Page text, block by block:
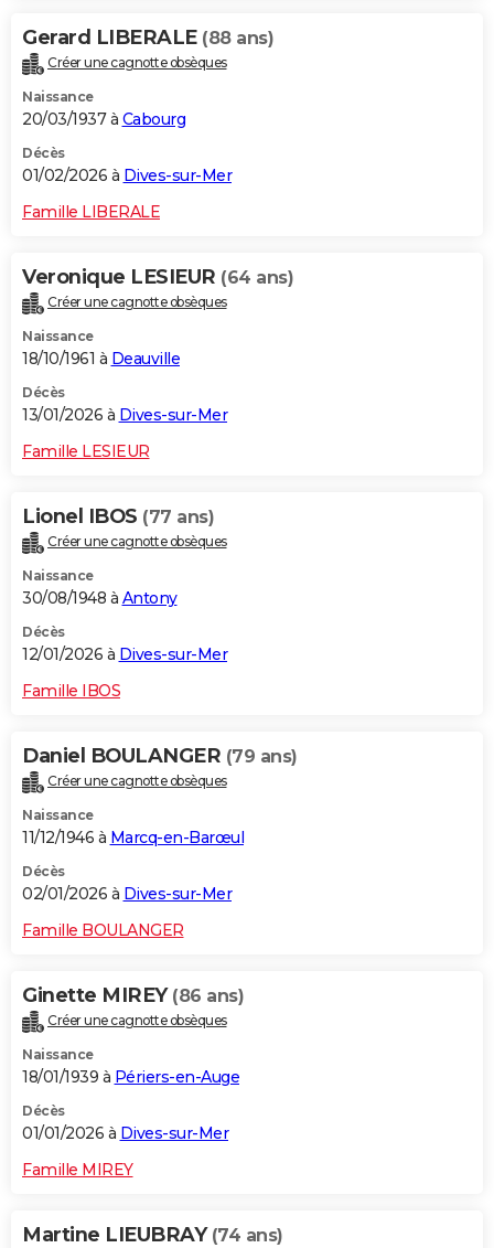
Gerard LIBERALE (88 ans)
Créer une cagnotte obsèques
Naissance
20/03/1937 à Cabourg
Décès
01/02/2026 à Dives-sur-Mer
Famille LIBERALE
Veronique LESIEUR (64 ans)
Créer une cagnotte obsèques
Naissance
18/10/1961 à Deauville
Décès
13/01/2026 à Dives-sur-Mer
Famille LESIEUR
Lionel IBOS (77 ans)
Créer une cagnotte obsèques
Naissance
30/08/1948 à Antony
Décès
12/01/2026 à Dives-sur-Mer
Famille IBOS
Daniel BOULANGER (79 ans)
Créer une cagnotte obsèques
Naissance
11/12/1946 à Marcq-en-Barœul
Décès
02/01/2026 à Dives-sur-Mer
Famille BOULANGER
Ginette MIREY (86 ans)
Créer une cagnotte obsèques
Naissance
18/01/1939 à Périers-en-Auge
Décès
01/01/2026 à Dives-sur-Mer
Famille MIREY
Martine LIEUBRAY (74 ans)